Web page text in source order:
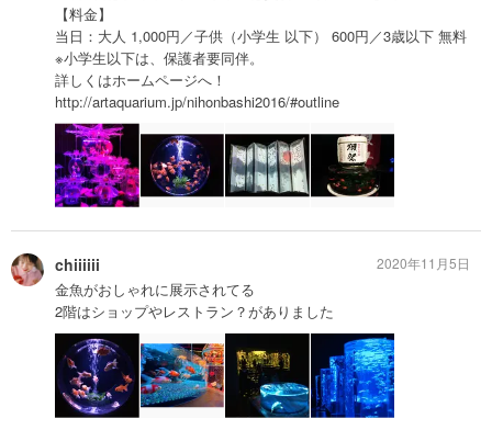
【料金】
当日：大人 1,000円／子供（小学生 以下） 600円／3歳以下 無料
※小学生以下は、保護者要同伴。
詳しくはホームページへ！
http://artaquarium.jp/nihonbashi2016/#outline
chiiiiii
金魚がおしゃれに展示されてる
2階はショップやレストラン？がありました
2020年11月5日